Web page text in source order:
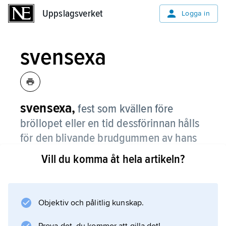
Uppslagsverket Logga in
svensexa
svensexa, fest som kvällen före
bröllopet eller en tid dessförinnan hålls
för den blivande brudgummen av hans
närmaste manliga vänner.
svenaftonen
Vill du komma åt hela artikeln?
Objektiv och pålitlig kunskap.